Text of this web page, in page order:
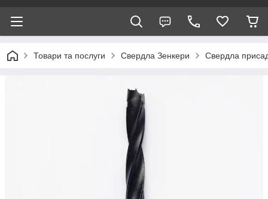
Товари та послуги Свердла Зенкери Свердла